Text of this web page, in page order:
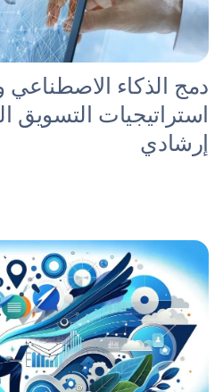
دمج الذكاء الاصطناعي
استراتيجيات التسويق
إرشادي